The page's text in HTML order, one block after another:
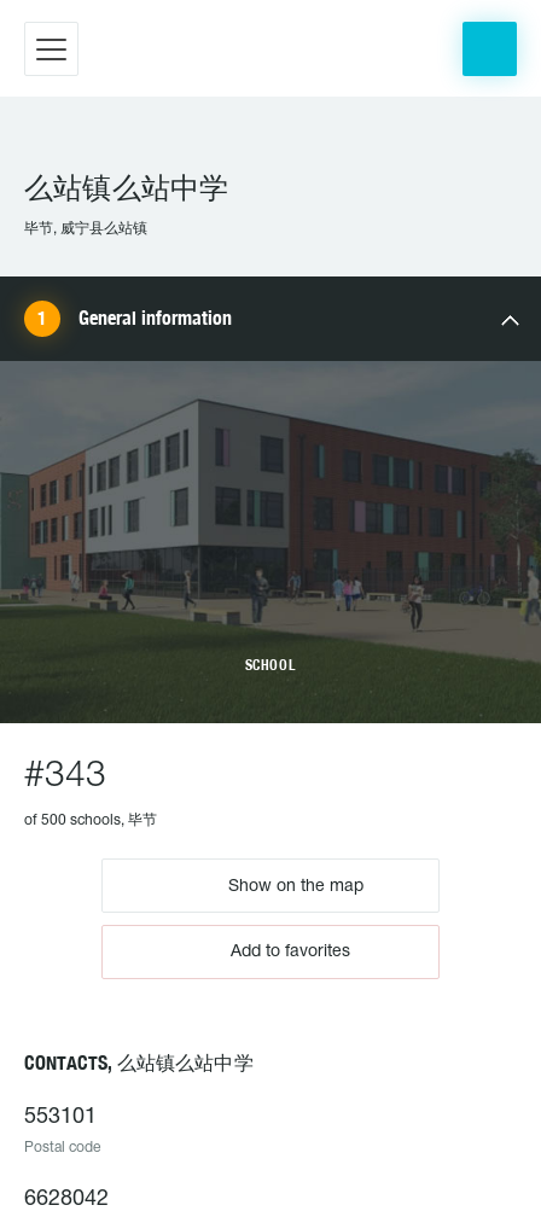
么站镇么站中学
毕节, 威宁县么站镇
General information
SCHOOL
#343
of 500 schools, 毕节
Show on the map
Add to favorites
CONTACTS, 么站镇么站中学
553101
Postal code
6628042